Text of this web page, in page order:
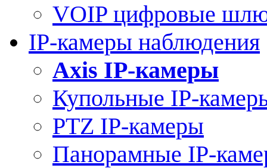
VOIP цифровые
IP-камеры наблюдения
Axis IP-камеры
Купольные IP-
PTZ IP-камеры
Панорамные IP-